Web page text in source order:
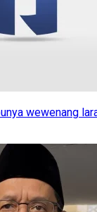
wewenang